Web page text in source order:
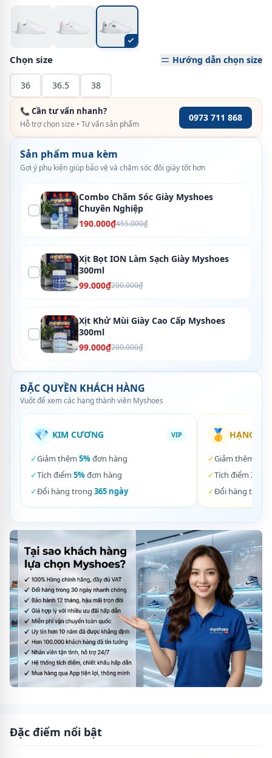
Chọn size Hướng dẫn chọn size
36 36.5 38
📞 Cần tư vấn nhanh?
Hỗ trợ chọn size • Tư vấn sản phẩm
0973 711 868
Sản phẩm mua kèm
Gợi ý phụ kiện giúp bảo vệ và chăm sóc đôi giày tốt hơn
Combo Chăm Sóc Giày Myshoes
Chuyên Nghiệp
190.000₫455.000₫
Xịt Bọt ION Làm Sạch Giày Myshoes
300ml
99.000₫200.000₫
Xịt Khử Mùi Giày Cao Cấp Myshoes
300ml
99.000₫200.000₫
ĐẶC QUYỀN KHÁCH HÀNG
Vuốt để xem các hạng thành viên Myshoes
💎 KIM CƯƠNG VIP
✓Giảm thêm 5%đơn hàng
✓Tích điểm 5%đơn hàng
✓Đổi hàng trong 365 ngày
🥇 HẠNG
✓Giảm thêm
✓Tích điểm 3%
✓Đổi hàng trong
Đặc điểm nổi bật